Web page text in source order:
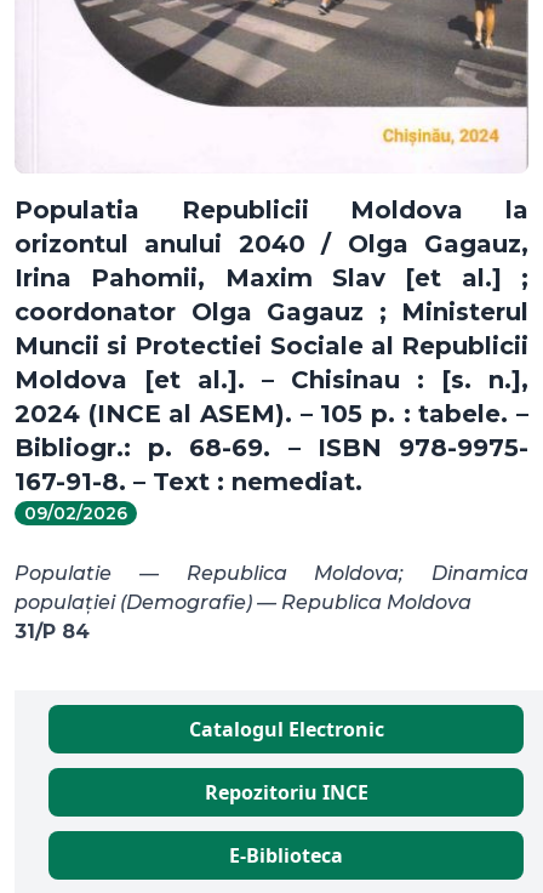
Populatia Republicii Moldova la
orizontul anului 2040 / Olga Gagauz,
Irina Pahomii, Maxim Slav [et al.] ;
coordonator Olga Gagauz ; Ministerul
Muncii si Protectiei Sociale al Republicii
Moldova [et al.]. – Chisinau : [s. n.],
2024 (INCE al ASEM). – 105 p. : tabele. –
Bibliogr.: p. 68-69. – ISBN 978-9975-
167-91-8. – Text : nemediat.
09/02/2026
Populatie — Republica Moldova; Dinamica
populației (Demografie) — Republica Moldova
31/P 84
Catalogul Electronic
Repozitoriu INCE
E-Biblioteca